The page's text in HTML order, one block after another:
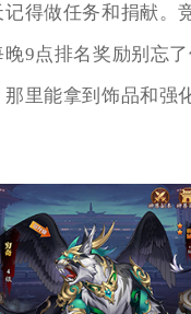
得做任务和捐献。
9点排名奖励别忘
里能拿到饰品和强